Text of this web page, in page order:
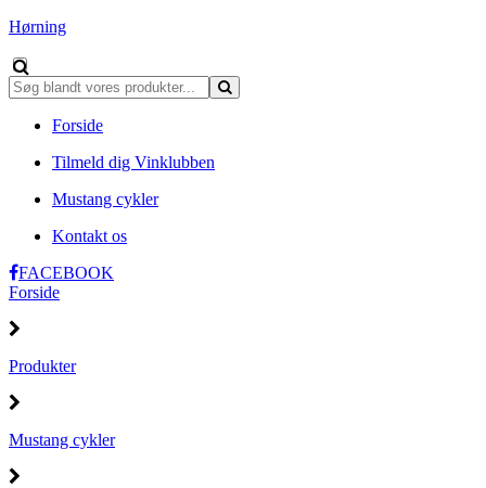
Hørning
Forside
Tilmeld dig Vinklubben
Mustang cykler
Kontakt os
FACEBOOK
Forside
Produkter
Mustang cykler